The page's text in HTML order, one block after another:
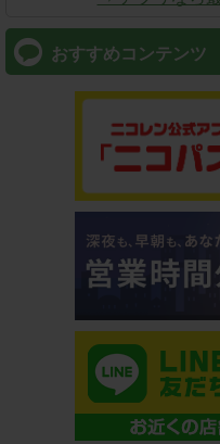
おすすめコンテンツ